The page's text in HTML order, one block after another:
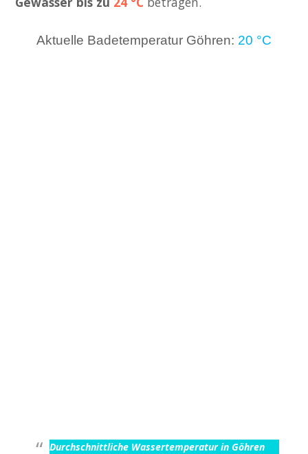
Aktuelle Badetemperatur Göhren: 20 °C
Durchschnittliche Wassertemperatur in Göhren